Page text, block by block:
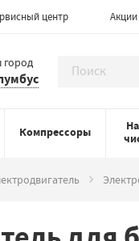
центр Акции
город
Компрессоры